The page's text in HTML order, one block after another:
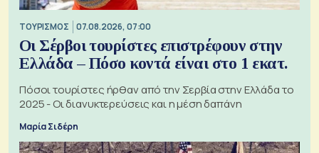
ΤΟΥΡΙΣΜΟΣ 07.08.2026, 07:00
Οι Σέρβοι τουρίστες επιστρέφουν στην
Ελλάδα – Πόσο κοντά είναι στο 1 εκατ.
Πόσοι τουρίστες ήρθαν από την Σερβία στην Ελλάδα το
2025 - Οι διανυκτερεύσεις και η μέση δαπάνη
Μαρία Σιδέρη